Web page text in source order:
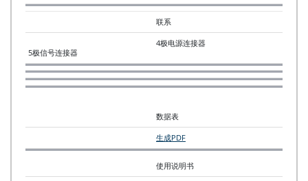
联系
4极电源连接器
5极信号连接器
数据表
生成PDF
使用说明书